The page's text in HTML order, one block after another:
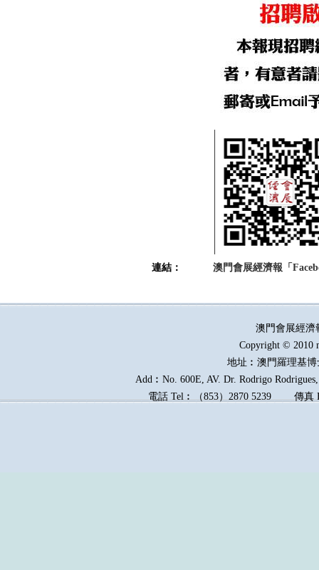
連結： 澳門會展經濟報「
澳門會展經
Copyright © 2010
地址︰澳門羅理基
Add︰No. 600E, AV. Dr. Rodrigo
電話 Tel︰（853）2870 5239傳真